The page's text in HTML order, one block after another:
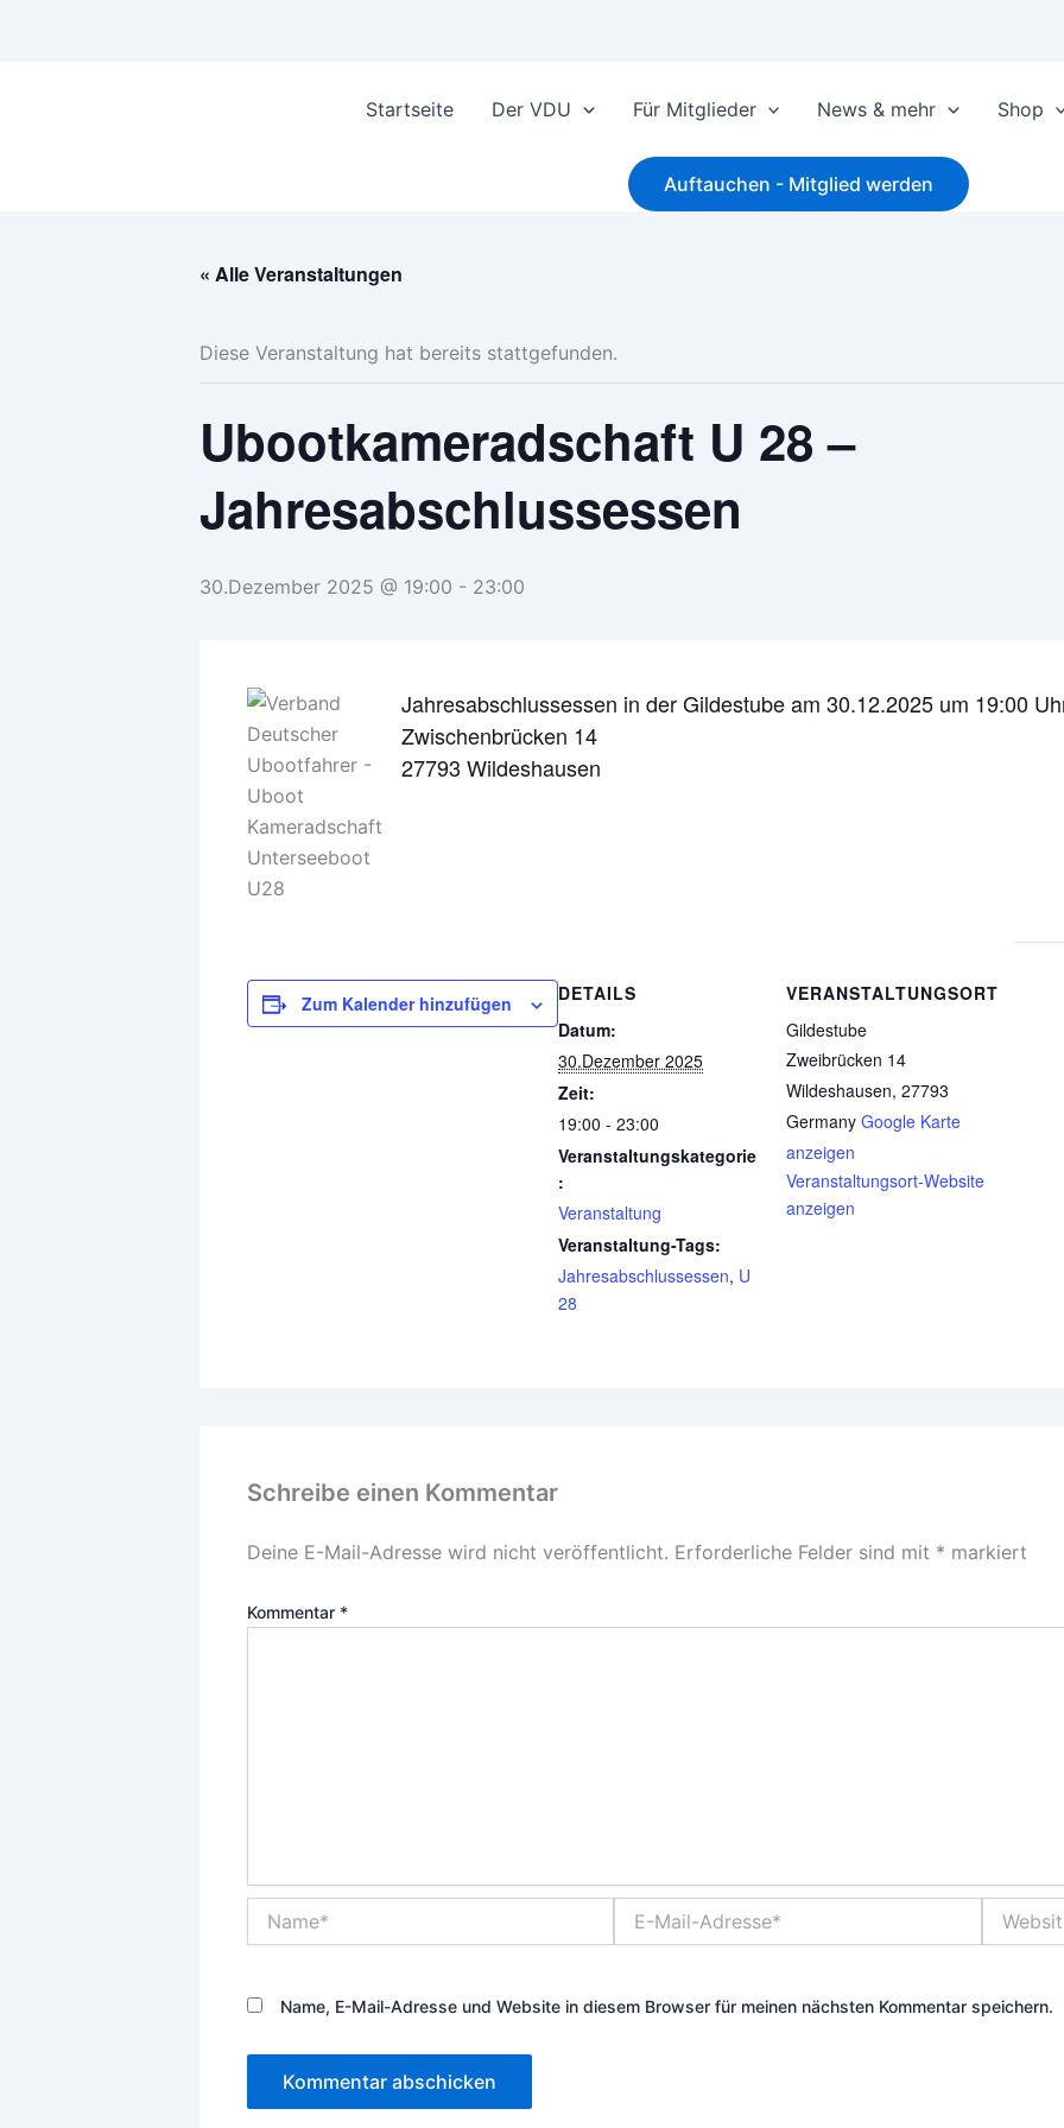
Startseite Der VDU Für Mitglieder News & mehr Shop
Auftauchen - Mitglied werden
« Alle Veranstaltungen
Diese Veranstaltung hat bereits stattgefunden.
Ubootkameradschaft U 28 –
Jahresabschlussessen
30.Dezember 2025 @ 19:00 - 23:00
Jahresabschlussessen in der Gildestube am 30.12.2025 um 19:00
Zwischenbrücken 14
27793 Wildeshausen
Zum Kalender hinzufügen
DETAILS
Datum:
30.Dezember 2025
Zeit:
19:00 - 23:00
Veranstaltungskategorie
:
Veranstaltung
Veranstaltung-Tags:
Jahresabschlussessen, U
28
VERANSTALTUNGSORT
Gildestube
Zweibrücken 14
Wildeshausen, 27793
Germany Google Karte
anzeigen
Veranstaltungsort-Website
anzeigen
Schreibe einen Kommentar
Deine E-Mail-Adresse wird nicht veröffentlicht. Erforderliche Felder sind mit * markiert
Kommentar *
Mail-
Name, E-Mail-Adresse und Website in diesem Browser für meinen nächsten Kommentar speichern.